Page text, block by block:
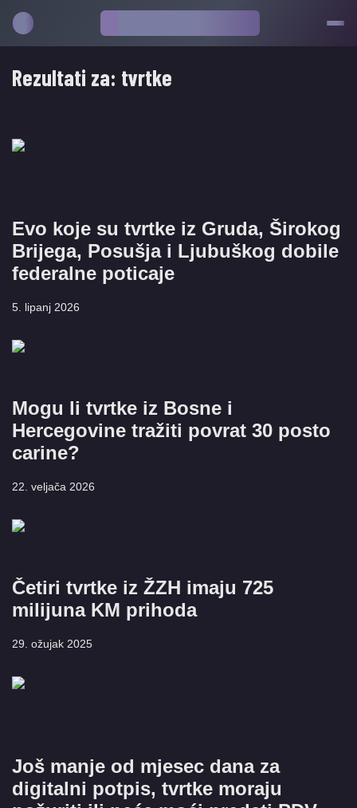
Rezultati za: tvrtke
Evo koje su tvrtke iz Gruda, Širokog
Brijega, Posušja i Ljubuškog dobile
federalne poticaje
5. lipanj 2026
Mogu li tvrtke iz Bosne i
Hercegovine tražiti povrat 30 posto
carine?
22. veljača 2026
Četiri tvrtke iz ŽZH imaju 725
milijuna KM prihoda
29. ožujak 2025
Još manje od mjesec dana za
digitalni potpis, tvrtke moraju